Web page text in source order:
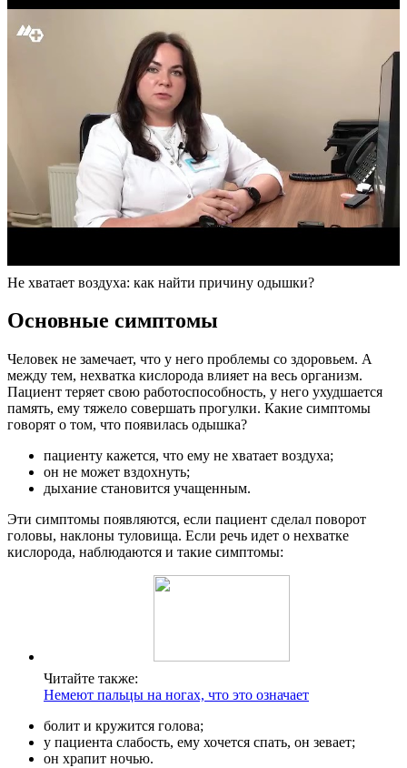
Не хватает воздуха: как найти причину одышки?
Основные симптомы
Человек не замечает, что у него проблемы со здоровьем. А
между тем, нехватка кислорода влияет на весь организм.
Пациент теряет свою работоспособность, у него ухудшается
память, ему тяжело совершать прогулки. Какие симптомы
говорят о том, что появилась одышка?
пациенту кажется, что ему не хватает воздуха;
он не может вздохнуть;
дыхание становится учащенным.
Эти симптомы появляются, если пациент сделал поворот
головы, наклоны туловища. Если речь идет о нехватке
кислорода, наблюдаются и такие симптомы:
Читайте также:
Немеют пальцы на ногах, что это означает
болит и кружится голова;
у пациента слабость, ему хочется спать, он зевает;
он храпит ночью.